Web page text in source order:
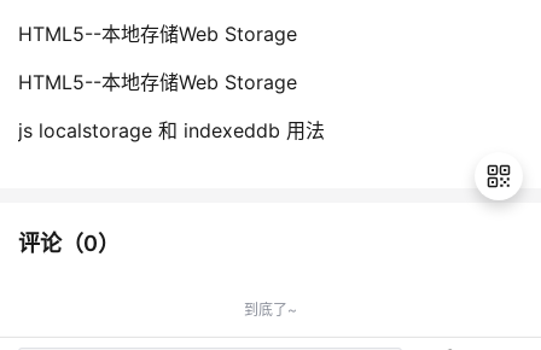
HTML5--本地存储Web Storage
HTML5--本地存储Web Storage
js localstorage 和 indexeddb 用法
评论（0）
到底了~